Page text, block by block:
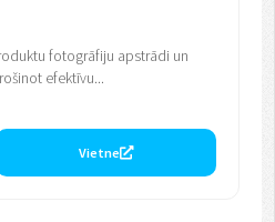
fotogrāfiju apstrādi un
efektīvu...
Vietne